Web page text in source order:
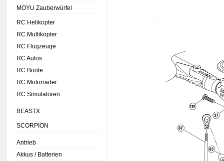
MOYU Zauberwürfel
RC Helikopter
RC Multikopter
RC Flugzeuge
RC Autos
RC Boote
RC Motorräder
RC Simulatoren
BEASTX
SCORPION
Antrieb
Akkus / Batterien